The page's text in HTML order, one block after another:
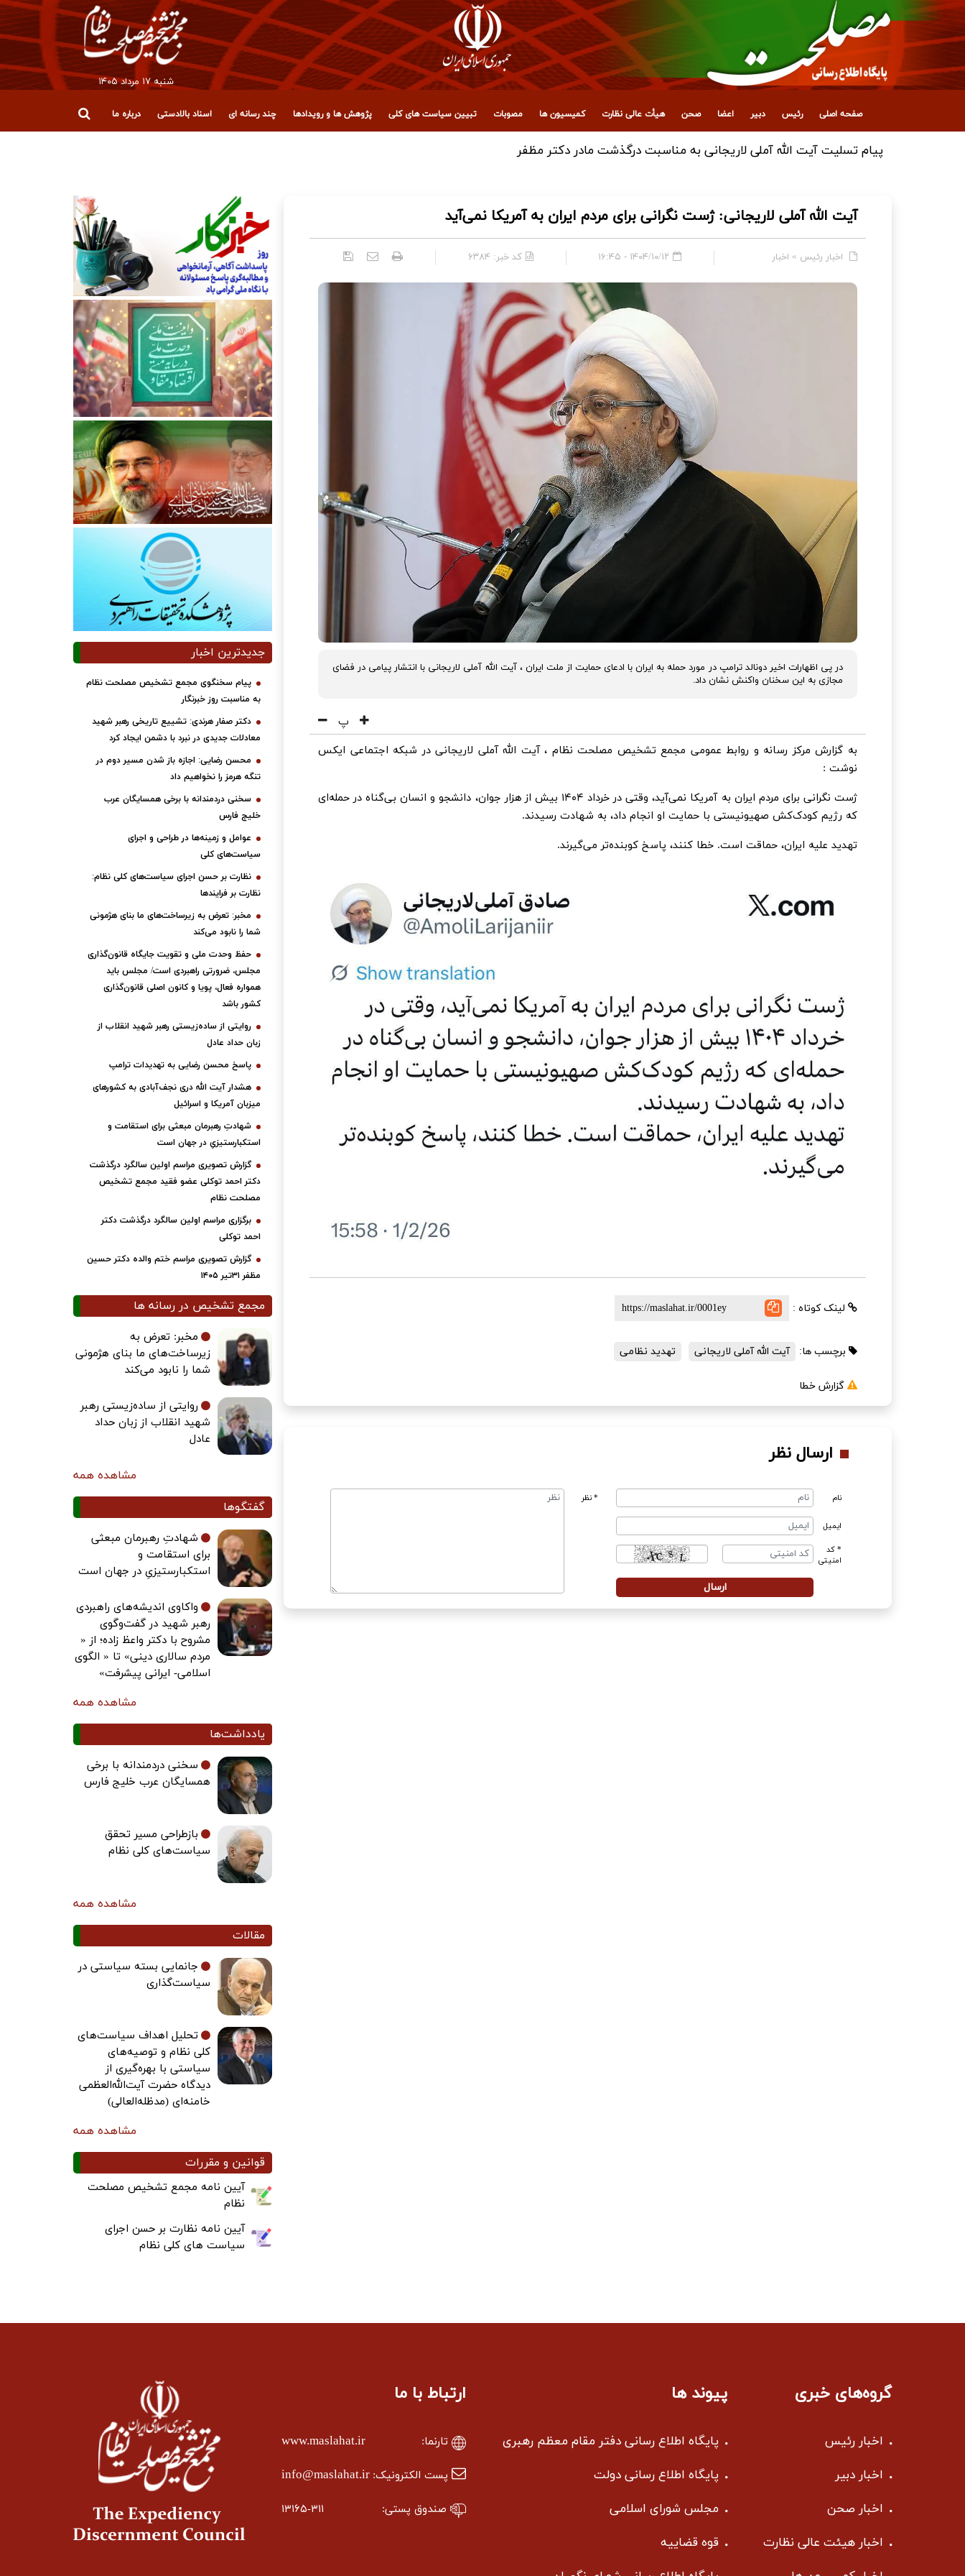
شنبه ۱۷ مرداد ۱۴۰۵
صفحه اصلی رئیس دبیر اعضا صحن هیأت عالی نظارت کمیسیون ها مصوبات تبیین سیاست های کلی پژوهش ها و رویدادها چند رسانه ای اسناد بالادستی درباره ما
پیام تقدیر آیت‌الله آملی لاریجانی از ملت ایران، عراق و آزادگان جهان برای حضور میلیونی در تشییع رهبر شهید انقلاب
آیت الله آملی لاریجانی: ژست نگرانی برای مردم ایران به آمریکا نمی‌آید
اخبار رئیس » اخبار ۱۴۰۴/۱۰/۱۲ - ۱۶:۴۵ کد خبر:۶۳۸۴
در پی اظهارات اخیر دونالد ترامپ در مورد حمله به ایران با ادعای حمایت از ملت ایران ، آیت الله آملی لاریجانی با انتشار پیامی در فضای
مجازی به این سخنان واکنش نشان داد.
پ
به گزارش مرکز رسانه و روابط عمومی مجمع تشخیص مصلحت نظام ، آیت الله آملی لاریجانی در شبکه اجتماعی ایکس
نوشت :
ژست نگرانی برای مردم ایران به آمریکا نمی‌آید، وقتی در خرداد ۱۴۰۴ بیش از هزار جوان، دانشجو و انسان بی‌گناه در حمله‌ای
که رژیم کودک‌کش صهیونیستی با حمایت او انجام داد، به شهادت رسیدند.
‏تهدید علیه ایران، حماقت است. خطا کنند، پاسخ کوبنده‌تر می‌گیرند.
لینک کوتاه :
برچسب ها: آیت الله آملی لاریجانی تهدید نظامی
گزارش خطا
ارسال نظر
نام
ایمیل
* کد
امنیتی
* نظر
جدیدترین اخبار
پیام سخنگوی مجمع تشخیص مصلحت نظام
به مناسبت روز خبرنگار
دکتر صفار هرندی: تشییع تاریخی رهبر شهید
معادلات جدیدی در نبرد با دشمن ایجاد کرد
محسن رضایی: اجازه باز شدن مسیر دوم در
تنگه هرمز را نخواهیم داد
سخنی دردمندانه با برخی همسایگان عرب
خلیج فارس
عوامل و زمینه‌ها در طراحی و اجرای
سیاست‌های کلی
نظارت بر حسن اجرای سیاست‌های کلی نظام:
نظارت بر فرایندها
مخبر: تعرض به زیرساخت‌های ما بنای هژمونی
شما را نابود می‌کند
حفظ وحدت ملی و تقویت جایگاه قانون‌گذاری
مجلس، ضرورتی راهبردی است/ مجلس باید
همواره فعال، پویا و کانون اصلی قانون‌گذاری
کشور باشد
روایتی از ساده‌زیستی رهبر شهید انقلاب از
زبان حداد عادل
پاسخ محسن رضایی به تهدیدات ترامپ
هشدار آیت الله دری نجف‌آبادی به کشورهای
میزبان آمریکا و اسرائیل
شهادتِ رهبرمان مبعثی برای استقامت و
استکبارستیزیِ در جهان است
گزارش تصویری مراسم اولین سالگرد درگذشت
دکتر احمد توکلی عضو فقید مجمع تشخیص
مصلحت نظام
برگزاری مراسم اولین سالگرد درگذشت دکتر
احمد توکلی
گزارش تصویری مراسم ختم والده دکتر حسین
مظفر ۳۱تیر ۱۴۰۵
مجمع تشخیص در رسانه ها
مخبر: تعرض به
زیرساخت‌های ما بنای هژمونی
شما را نابود می‌کند
روایتی از ساده‌زیستی رهبر
شهید انقلاب از زبان حداد
عادل
مشاهده همه
گفتگوها
شهادتِ رهبرمان مبعثی
برای استقامت و
استکبارستیزیِ در جهان است
واکاوی اندیشه‌های راهبردی
رهبر شهید در گفت‌وگوی
مشروح با دکتر واعظ زاده؛ از «
مردم سالاری دینی» تا « الگوی
اسلامی- ایرانی پیشرفت»
مشاهده همه
یادداشت‌ها
سخنی دردمندانه با برخی
همسایگان عرب خلیج فارس
بازطراحی مسیر تحقق
سیاست‌های کلی نظام
مشاهده همه
مقالات
جانمایی بسته سیاستی در
سیاست‌گذاری
تحلیل اهداف سیاست‌های
کلی نظام و توصیه‌های
سیاستی با بهره‌گیری از
دیدگاه حضرت آیت‌الله‌العظمی
خامنه‌ای (مدظله‌العالی)
مشاهده همه
قوانین و مقررات
آیین نامه مجمع تشخیص مصلحت
نظام
آیین نامه نظارت بر حسن اجرای
سیاست های کلی نظام
گروه‌های خبری
اخبار رئیس
اخبار دبیر
اخبار صحن
اخبار هیئت عالی نظارت
پیوند ها
پایگاه اطلاع رسانی دفتر مقام معظم رهبری
پایگاه اطلاع رسانی دولت
مجلس شورای اسلامی
قوه قضاییه
ارتباط با ما
تارنما: www.maslahat.ir
پست الکترونیک: info@maslahat.ir
صندوق پستی: ۱۳۱۶۵-۳۱۱